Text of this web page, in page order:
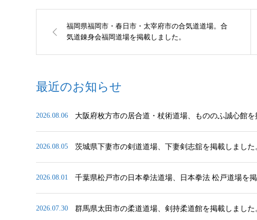
福岡県福岡市・春日市・太宰府市の合気道道場。合
気道錬身会福岡道場を掲載しました。
最近のお知らせ
2026.08.06 大阪府枚方市の居合道・杖術道場、もののふ誠心館を
2026.08.05 茨城県下妻市の剣道道場、下妻剣志舘を掲載しました
2026.08.01 千葉県松戸市の日本拳法道場、日本拳法 松戸道場を掲
2026.07.30 群馬県太田市の柔道道場、剣持柔道館を掲載しました